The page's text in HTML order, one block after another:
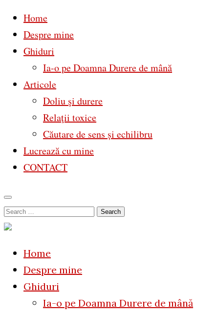
Home
Despre mine
Ghiduri
Ia-o pe Doamna Durere de mână
Articole
Doliu şi durere
Relaţii toxice
Căutare de sens și echilibru
Lucrează cu mine
CONTACT
Skip
to
Search
for:
Home
Despre mine
Ghiduri
Ia-o pe Doamna Durere de mână